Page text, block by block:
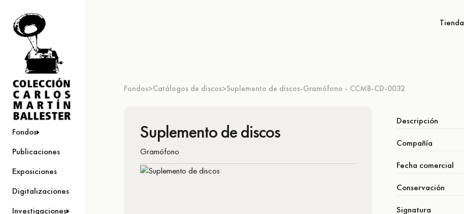
Fondos
Publicaciones
Exposiciones
Digitalizaciones
Investigaciones
Tienda
Fondos>Catálogos de discos>Suplemento de discos-Gramófono - CCMB-CD-0032
Suplemento de discos
Gramófono
Descripción
Compañía
Fecha comercial
Conservación
Signatura